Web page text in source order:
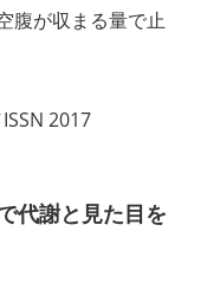
腹が収まる量で止
2017
代謝と見た目を